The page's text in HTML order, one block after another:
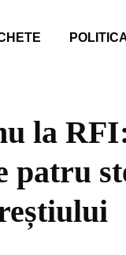
la
patru